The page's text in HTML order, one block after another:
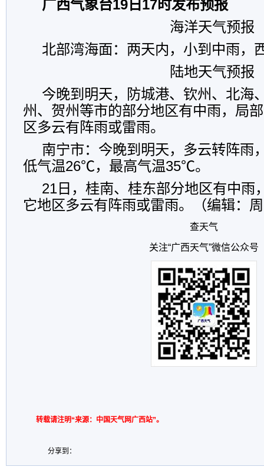
广西气象台19日17时发布预报
海洋天气预报
北部湾海面：两天内，小到中雨，
陆地天气预报
今晚到明天，防城港、钦州、北海
州、贺州等市的部分地区有中雨，局
区多云有阵雨或雷雨。
南宁市：今晚到明天，多云转阵雨
低气温26℃，最高气温35℃。
21日，桂南、桂东部分地区有中雨
它地区多云有阵雨或雷雨。（编辑：
查天气
关注“广西天气”微信公众号
转载请注明“来源：中国天气网广西站”。
分享到：